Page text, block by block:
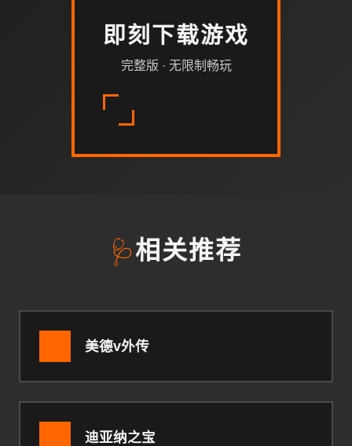
即刻下载游戏
完整版 · 无限制畅玩
🩺相关推荐
美德v外传
迪亚纳之宝